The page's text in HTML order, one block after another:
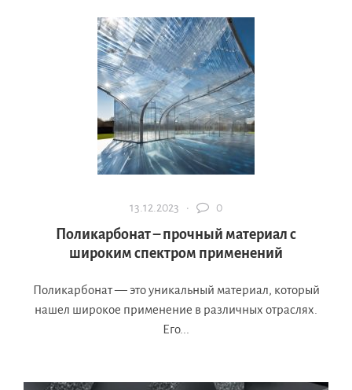
13.12.2023 · 0
Поликарбонат – прочный материал с
широким спектром применений
Поликарбонат — это уникальный материал, который
нашел широкое применение в различных отраслях.
Его...